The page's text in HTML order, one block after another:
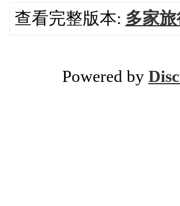
查看完整版本: 多家
Powered by